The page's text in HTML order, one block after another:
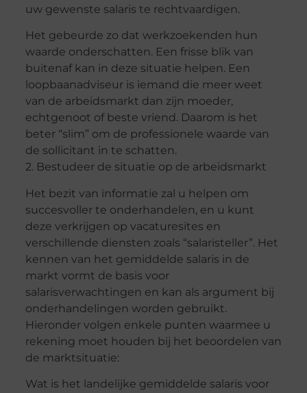
uw gewenste salaris te rechtvaardigen.
Het gebeurde zo dat werkzoekenden hun
waarde onderschatten. Een frisse blik van
buitenaf kan in deze situatie helpen. Een
loopbaanadviseur is iemand die meer weet
van de arbeidsmarkt dan zijn moeder,
echtgenoot of beste vriend. Daarom is het
beter “slim” om de professionele waarde van
de sollicitant in te schatten.
2. Bestudeer de situatie op de arbeidsmarkt
Het bezit van informatie zal u helpen om
succesvoller te onderhandelen, en u kunt
deze verkrijgen op vacaturesites en
verschillende diensten zoals “salaristeller”. Het
kennen van het gemiddelde salaris in de
markt vormt de basis voor
salarisverwachtingen en kan als argument bij
onderhandelingen worden gebruikt.
Hieronder volgen enkele punten waarmee u
rekening moet houden bij het beoordelen van
de marktsituatie:
Wat is het landelijke gemiddelde salaris voor